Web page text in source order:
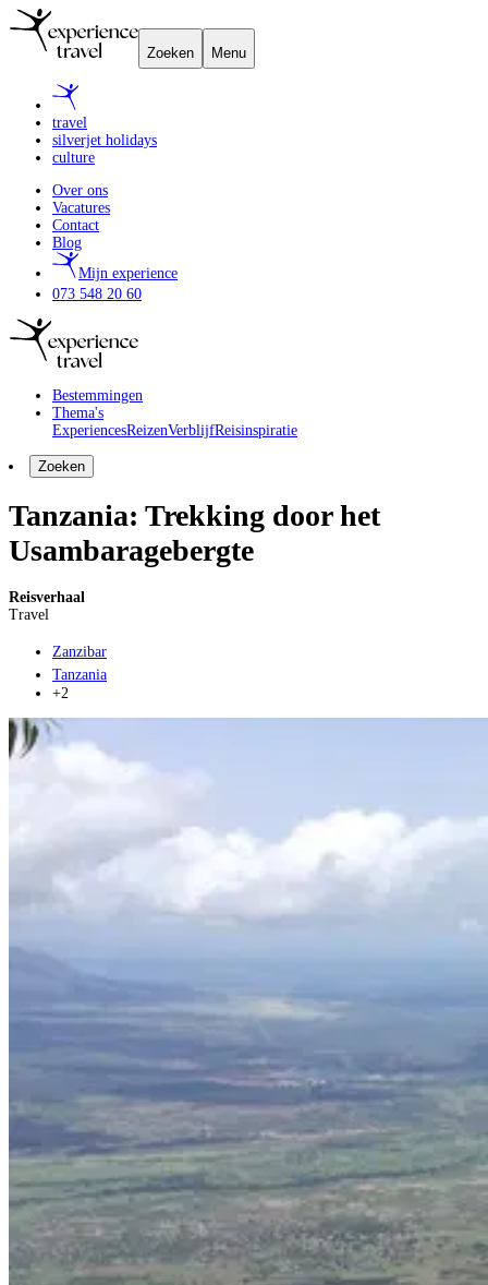
Zoeken Menu
travel
silverjet holidays
culture
Over ons
Vacatures
Contact
Blog
Mijn experience
073 548 20 60
Bestemmingen
Thema's
ExperiencesReizenVerblijfReisinspiratie
Zoeken
Tanzania: Trekking door het
Usambaragebergte
Reisverhaal
Travel
Zanzibar
Tanzania
+2